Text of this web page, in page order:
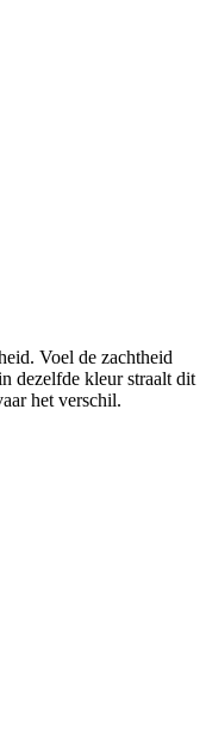
Voel de zachtheid
dezelfde kleur straalt dit
het verschil.